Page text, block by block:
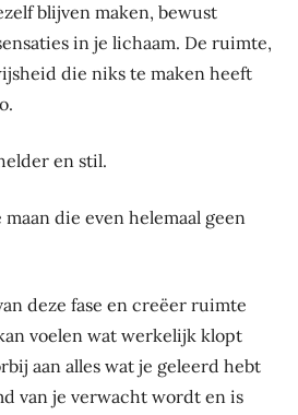
blijven maken, bewust
in je lichaam. De ruimte,
die niks te maken heeft
en stil.
die even helemaal geen
deze fase en creëer ruimte
voelen wat werkelijk klopt
aan alles wat je geleerd hebt
van je verwacht wordt en is